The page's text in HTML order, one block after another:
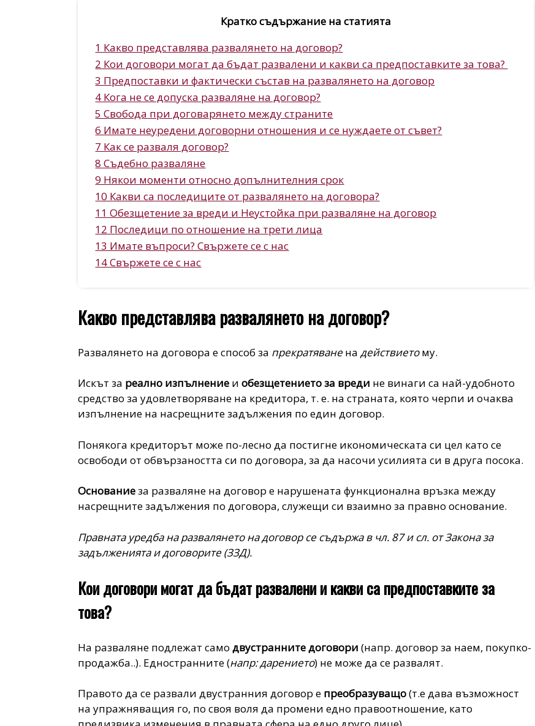
Кратко съдържание на статията
1 Какво представлява развалянето на договор?
2 Кои договори могат да бъдат развалени и какви са предпоставките за това?
3 Предпоставки и фактически състав на развалянето на договор
4 Кога не се допуска разваляне на договор?
5 Свобода при договарянето между страните
6 Имате неуредени договорни отношения и се нуждаете от съвет?
7 Как се разваля договор?
8 Съдебно разваляне
9 Някои моменти относно допълнителния срок
10 Какви са последиците от развалянето на договора?
11 Обезщетение за вреди и Неустойка при разваляне на договор
12 Последици по отношение на трети лица
13 Имате въпроси? Свържете се с нас
14 Свържете се с нас
Какво представлява развалянето на договор?
Развалянето на договора е способ за прекратяваненадействиетому.
Искът за реално изпълнение иобезщетението за вреди не винаги са най-удобното
средство за удовлетворяване на кредитора, т. е. на страната, която черпи и очаква
изпълнение на насрещните задължения по един договор.
Понякога кредиторът може по-лесно да постигне икономическата си цел като се
освободи от обвързаността си по договора, за да насочи усилията си в друга посока.
Основаниеза разваляне на договор е нарушената функционална връзка между
насрещните задължения по договора, служещи си взаимно за правно основание.
Правната уредба на развалянето на договор се съдържа в чл. 87 и сл. от Закона за
задълженията и договорите (ЗЗД).
Кои договори могат да бъдат развалени и какви са предпоставките за
това?
На разваляне подлежат самодвустранните договори(напр. договор за наем, покупко-
продажба..). Едностранните (напр: дарението) не може да се развалят.
Правото да се развали двустранния договор е преобразуващо(т.е дава възможност
на упражняващия го, по своя воля да промени едно правоотношение, като